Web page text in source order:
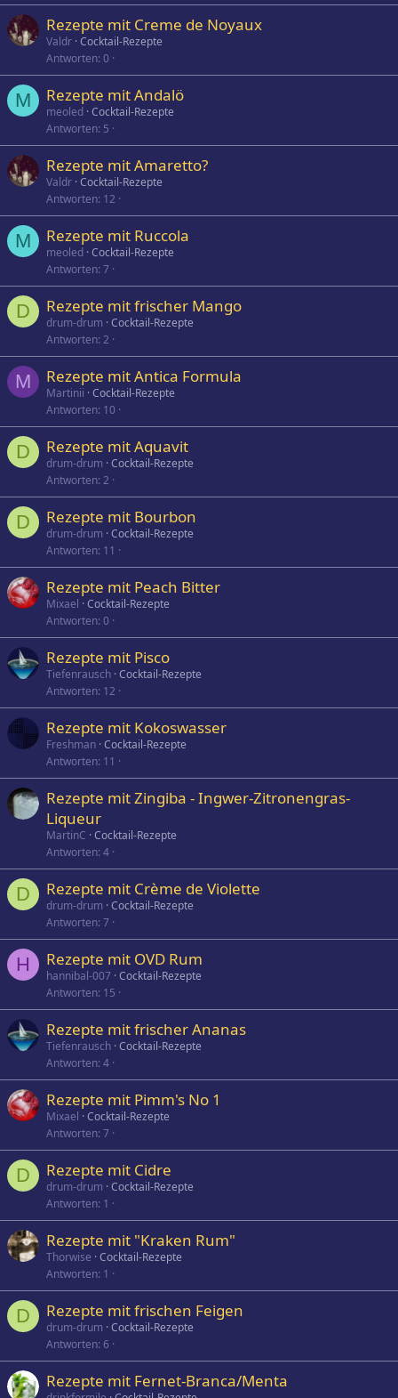
Rezepte mit Creme de Noyaux
Valdr Cocktail-Rezepte
Antworten 0
M Rezepte mit Andalö
meoled Cocktail-Rezepte
Antworten 5
Rezepte mit Amaretto?
Valdr Cocktail-Rezepte
Antworten 12
M Rezepte mit Ruccola
meoled Cocktail-Rezepte
Antworten 7
D Rezepte mit frischer Mango
drum-drum Cocktail-Rezepte
Antworten 2
M Rezepte mit Antica Formula
Martinii Cocktail-Rezepte
Antworten 10
D Rezepte mit Aquavit
drum-drum Cocktail-Rezepte
Antworten 2
D Rezepte mit Bourbon
drum-drum Cocktail-Rezepte
Antworten 11
Rezepte mit Peach Bitter
Mixael Cocktail-Rezepte
Antworten 0
Rezepte mit Pisco
Tiefenrausch Cocktail-Rezepte
Antworten 12
Rezepte mit Kokoswasser
Freshman Cocktail-Rezepte
Antworten 11
Rezepte mit Zingiba - Ingwer-Zitronengras-
Liqueur
MartinC Cocktail-Rezepte
Antworten 4
D Rezepte mit Crème de Violette
drum-drum Cocktail-Rezepte
Antworten 7
H Rezepte mit OVD Rum
hannibal-007 Cocktail-Rezepte
Antworten 15
Rezepte mit frischer Ananas
Tiefenrausch Cocktail-Rezepte
Antworten 4
Rezepte mit Pimm's No 1
Mixael Cocktail-Rezepte
Antworten 7
D Rezepte mit Cidre
drum-drum Cocktail-Rezepte
Antworten 1
Rezepte mit "Kraken Rum"
Thorwise Cocktail-Rezepte
Antworten 1
D Rezepte mit frischen Feigen
drum-drum Cocktail-Rezepte
Antworten 6
Rezepte mit Fernet-Branca/Menta